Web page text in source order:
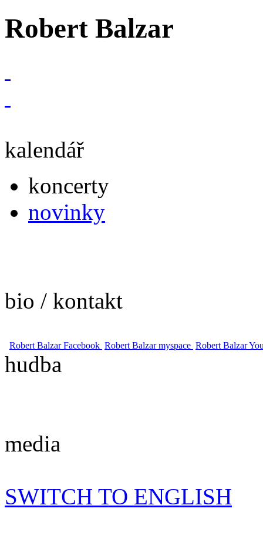
Robert Balzar
kalendář
koncerty
novinky
bio / kontakt
Robert Balzar Facebook Robert Balzar myspace Robert Balzar
hudba
media
SWITCH TO ENGLISH